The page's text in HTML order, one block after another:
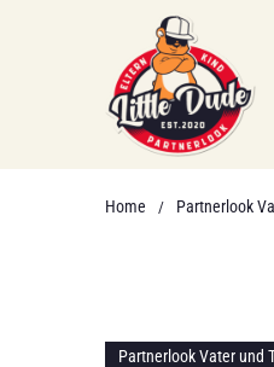
Home / Partnerlook
Partnerlook Vater und